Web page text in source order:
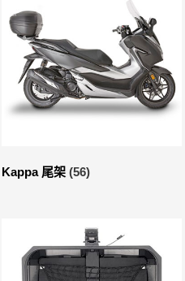
Kappa 尾架(56)